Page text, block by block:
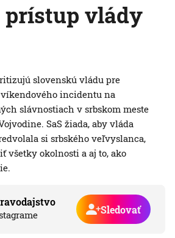
prístup vlády
slovenskú vládu pre
incidentu na
slávnostiach v srbskom meste
SaS žiada, aby vláda
si srbského veľvyslanca,
všetky okolnosti a aj to, ako
Sledovať